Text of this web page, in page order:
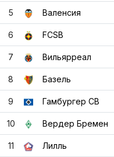
5 Валенсия
6 FCSB
7 Вильярреал
8 Базель
9 Гамбургер СВ
10 Вердер Бремен
11 Лилль